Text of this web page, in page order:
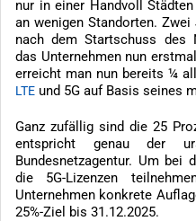
nur in einer Handvoll
an wenigen Standorten.
nach dem Startschuss des
das Unternehmen nun
erreicht man nun bereits ¼
LTE und 5G auf Basis seines
Ganz zufällig sind die 25
entspricht genau der
Bundesnetzagentur. Um bei
die 5G-Lizenzen
Unternehmen konkrete
25%-Ziel bis 31.12.2025.